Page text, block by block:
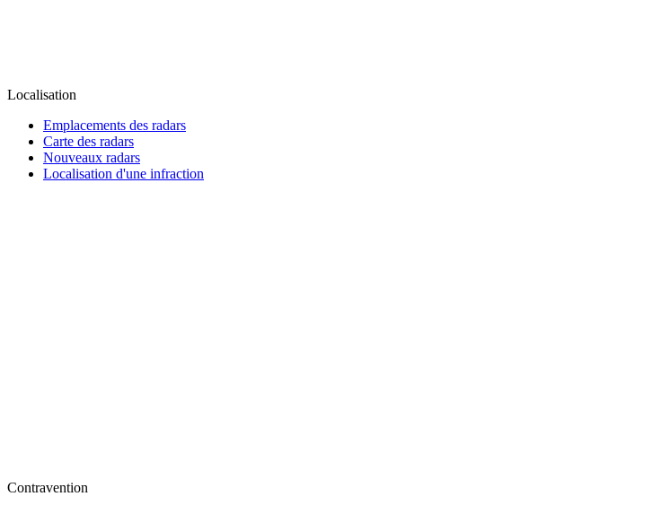
Localisation
Emplacements des radars
Carte des radars
Nouveaux radars
Localisation d'une infraction
Contravention